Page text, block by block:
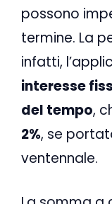
possono
termine. La
infatti,
interesse
del tempo,
2%, se
ventennale.